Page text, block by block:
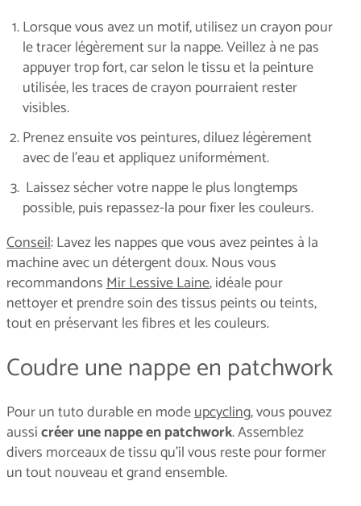
Lorsque vous avez un motif, utilisez un crayon pour
le tracer légèrement sur la nappe. Veillez à ne pas
appuyer trop fort, car selon le tissu et la peinture
utilisée, les traces de crayon pourraient rester
visibles.
Prenez ensuite vos peintures, diluez légèrement
avec de l’eau et appliquez uniformément.
Laissez sécher votre nappe le plus longtemps
possible, puis repassez-la pour fixer les couleurs.
Conseil: Lavez les nappes que vous avez peintes à la
machine avec un détergent doux. Nous vous
recommandonsMir Lessive Laine, idéale pour
nettoyer et prendre soin des tissus peints ou teints,
tout en préservant les fibres et les couleurs.
Coudre une nappe en patchwork
Pour un tuto durable en modeupcycling, vous pouvez
aussicréer une nappe en patchwork. Assemblez
divers morceaux de tissu qu’il vous reste pour former
un tout nouveau et grand ensemble.